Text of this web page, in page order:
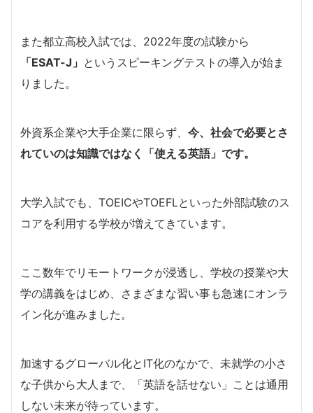
また都立高校入試では、2022年度の試験から
「ESAT-J」 というスピーキングテストの導入が始ま
りました。
外資系企業や大手企業に限らず、 今、社会で必要とさ
れていのは知識ではなく「使える英語」です。
大学入試でも、TOEICやTOEFLといった外部試験のス
コアを利用する学校が増えてきています。
ここ数年でリモートワークが浸透し、学校の授業や大
学の講義をはじめ、さまざまな習い事も急速にオンラ
イン化が進みました。
加速するグローバル化とIT化のなかで、未就学の小さ
な子供から大人まで、「英語を話せない」ことは通用
しない未来が待っています。